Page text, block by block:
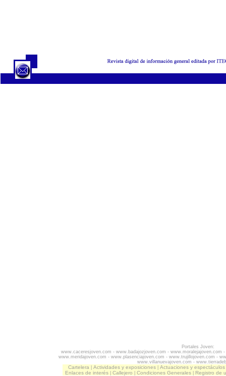
Portales Joven:
www.caceresjoven.com - www.badajozjoven.com - www.moralejajoven.com -
www.meridajoven.com - www.plasenciajoven.com - www.trujillojoven.com -
www.villanuevajoven.com -
Cartelera| Actividades y exposiciones| Actuaciones y espectáculos
Enlaces de interés| Callejero Condiciones Generales| Registro de